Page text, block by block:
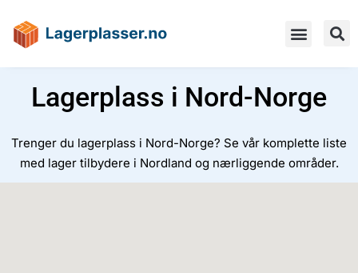
Lagerplass i Nord-Norge
Trenger du lagerplass i Nord-Norge? Se vår komplette liste
med lager tilbydere i Nordland og nærliggende områder.